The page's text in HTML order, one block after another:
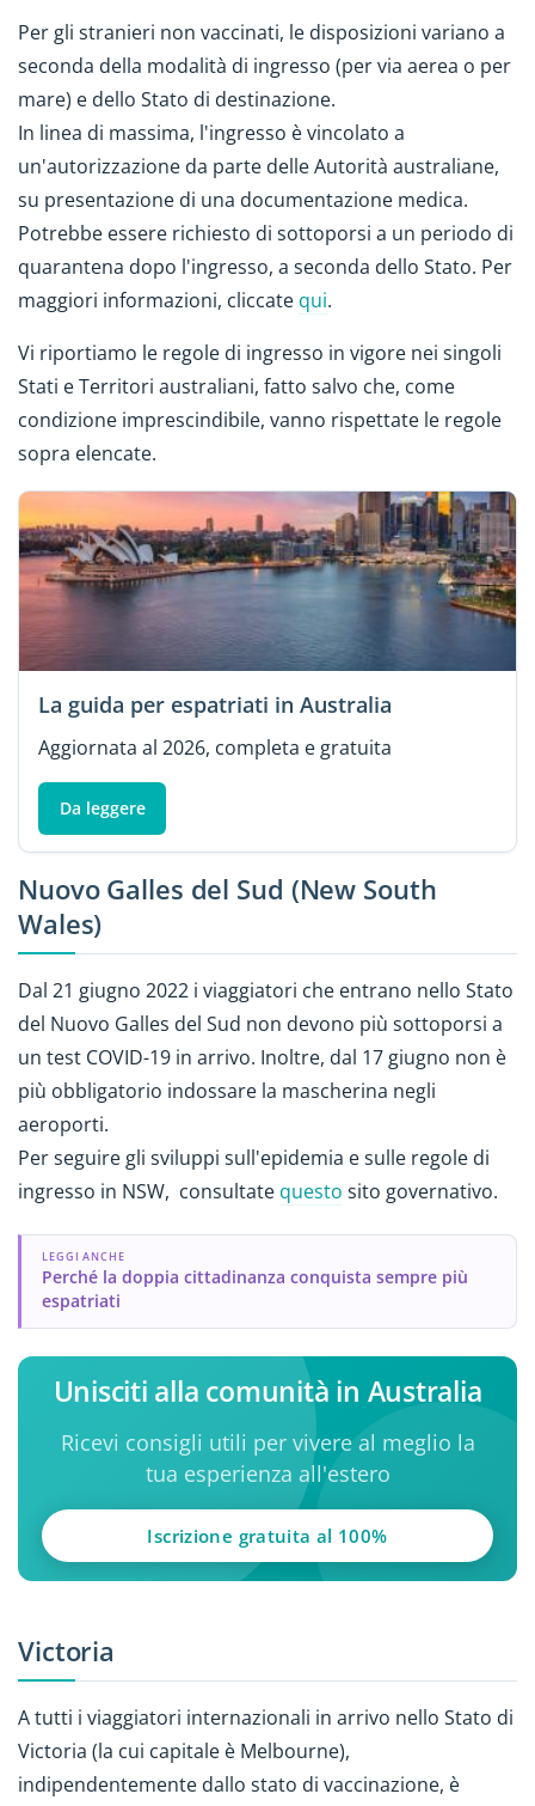
Per gli stranieri non vaccinati, le disposizioni variano a
seconda della modalità di ingresso (per via aerea o per
mare) e dello Stato di destinazione.
In linea di massima, l'ingresso è vincolato a
un'autorizzazione da parte delle Autorità australiane,
su presentazione di una documentazione medica.
Potrebbe essere richiesto di sottoporsi a un periodo di
quarantena dopo l'ingresso, a seconda dello Stato. Per
maggiori informazioni, cliccate qui.
Vi riportiamo le regole di ingresso in vigore nei singoli
Stati e Territori australiani, fatto salvo che, come
condizione imprescindibile, vanno rispettate le regole
sopra elencate.
La guida per espatriati in Australia
Aggiornata al 2026, completa e gratuita
Da leggere
Nuovo Galles del Sud (New South
Wales)
Dal 21 giugno 2022 i viaggiatori che entrano nello Stato
del Nuovo Galles del Sud non devono più sottoporsi a
un test COVID-19 in arrivo. Inoltre, dal 17 giugno non è
più obbligatorio indossare la mascherina negli
aeroporti.
Per seguire gli sviluppi sull'epidemia e sulle regole di
ingresso in NSW, consultate questo sito governativo.
LEGGI ANCHE
Perché la doppia cittadinanza conquista sempre più
espatriati
Unisciti alla comunità in Australia
Ricevi consigli utili per vivere al meglio la
tua esperienza all'estero
Iscrizione gratuita al 100%
Victoria
A tutti i viaggiatori internazionali in arrivo nello Stato di
Victoria (la cui capitale è Melbourne),
indipendentemente dallo stato di vaccinazione, è